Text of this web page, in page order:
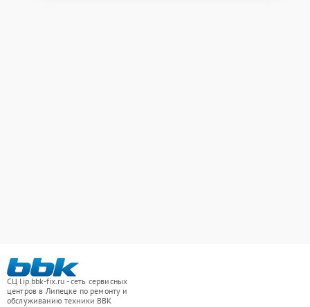
СЦ lip.bbk-fix.ru - сеть сервисных
центров в Липецке по ремонту и
обслуживанию техники BBK